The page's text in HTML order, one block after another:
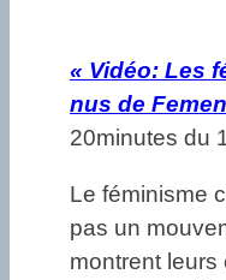
« Vidéo: Les
nus de
20minutes du
Le féminisme
pas un
montrent